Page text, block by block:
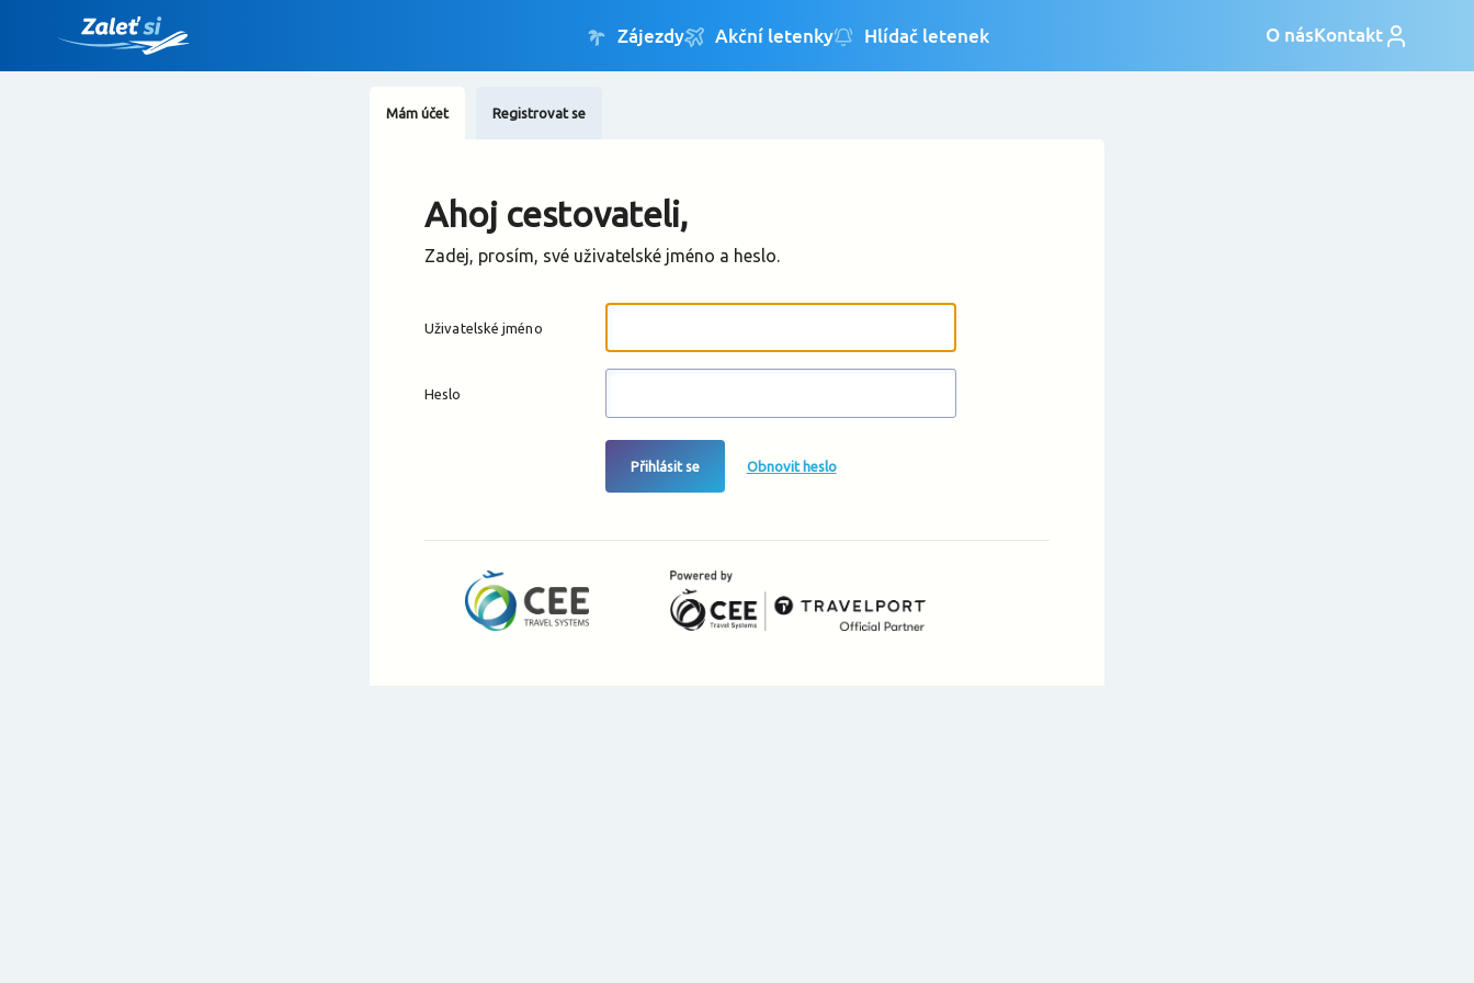
Mám účet Registrovat se
Ahoj cestovateli,
Zadej, prosím, své uživatelské jméno a heslo.
Uživatelské jméno
Heslo
Přihlásit se Obnovit heslo